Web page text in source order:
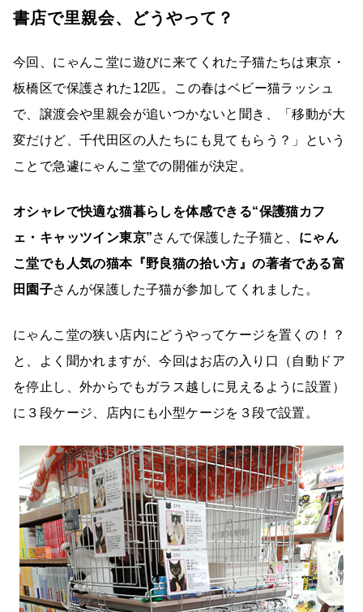
書店で里親会、どうやって？
今回、にゃんこ堂に遊びに来てくれた子猫たちは東京・
板橋区で保護された12匹。この春はベビー猫ラッシュ
で、譲渡会や里親会が追いつかないと聞き、「移動が大
変だけど、千代田区の人たちにも見てもらう？」という
ことで急遽にゃんこ堂での開催が決定。
オシャレで快適な猫暮らしを体感できる“保護猫カフ
ェ・キャッツイン東京”さんで保護した子猫と、 にゃん
こ堂でも人気の猫本『野良猫の拾い方』の著者である富
田園子さんが保護した子猫が参加してくれました。
にゃんこ堂の狭い店内にどうやってケージを置くの！？
と、よく聞かれますが、今回はお店の入り口（自動ドア
を停止し、外からでもガラス越しに見えるように設置）
に３段ケージ、店内にも小型ケージを３段で設置。